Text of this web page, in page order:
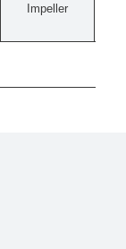
Impeller